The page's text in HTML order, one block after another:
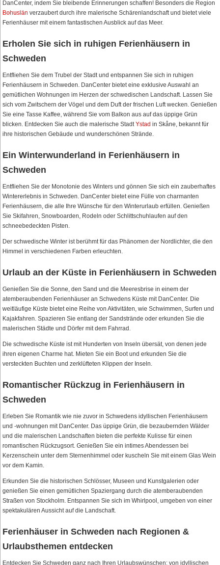
DanCenter, indem Sie bleibende Erinnerungen schaffen! Besonders die Region
Bohuslän verzaubert durch ihre malerische Schärenlandschaft und bietet viele
Ferienhäuser mit einem fantastischen Ausblick auf das Meer.
Erholen Sie sich in ruhigen Ferienhäusern in
Schweden
Entfliehen Sie dem Trubel der Stadt und entspannen Sie sich in ruhigen
Ferienhäusern in Schweden. DanCenter bietet eine exklusive Auswahl an
gemütlichen Wohnungen im Herzen der schwedischen Landschaft. Lassen Sie
sich vom Zwitschern der Vögel und dem Duft der frischen Luft wecken. Genießen
Sie eine Tasse Kaffee, während Sie vom Balkon aus auf das üppige Grün
blicken. Entdecken Sie auch die malerische StadtYstad in Skåne, bekannt für
ihre historischen Gebäude und wunderschönen Strände.
Ein Winterwunderland in Ferienhäusern in
Schweden
Entfliehen Sie der Monotonie des Winters und gönnen Sie sich ein zauberhaftes
Wintererlebnis in Schweden. DanCenter bietet eine Fülle von charmanten
Ferienhäusern, die alle Ihre Wünsche für den Winterurlaub erfüllen. Genießen
Sie Skifahren, Snowboarden, Rodeln oder Schlittschuhlaufen auf den
schneebedeckten Pisten.
Der schwedische Winter ist berühmt für das Phänomen der Nordlichter, die den
Himmel in verschiedenen Farben erleuchten.
Urlaub an der Küste in Ferienhäusern in Schweden
Genießen Sie die Sonne, den Sand und die Meeresbrise in einem der
atemberaubenden Ferienhäuser an Schwedens Küste mit DanCenter. Die
weitläufige Küste bietet eine Reihe von Aktivitäten, wie Schwimmen, Surfen und
Kajakfahren. Spazieren Sie entlang der Sandstrände oder erkunden Sie die
malerischen Städte und Dörfer mit dem Fahrrad.
Die schwedische Küste ist mit Hunderten von Inseln übersät, von denen jede
ihren eigenen Charme hat. Mieten Sie ein Boot und erkunden Sie die
versteckten Buchten und zerklüfteten Klippen der Inseln.
Romantischer Rückzug in Ferienhäusern in
Schweden
Erleben Sie Romantik wie nie zuvor in Schwedens idyllischen Ferienhäusern
und -wohnungen mit DanCenter. Das üppige Grün, die bezaubernden Wälder
und die malerischen Landschaften bieten die perfekte Kulisse für einen
romantischen Rückzugsort. Genießen Sie ein intimes Abendessen bei
Kerzenschein unter dem Sternenhimmel oder kuscheln Sie mit einem Glas Wein
vor dem Kamin.
Erkunden Sie die historischen Schlösser, Museen und Kunstgalerien oder
genießen Sie einen gemütlichen Spaziergang durch die atemberaubenden
Straßen von Stockholm. Entspannen Sie sich im Whirlpool, umgeben von einer
spektakulären Aussicht auf die Landschaft.
Ferienhäuser in Schweden nach Regionen &
Urlaubsthemen entdecken
Entdecken Sie Schweden ganz nach Ihren Urlaubswünschen: von idyllischen